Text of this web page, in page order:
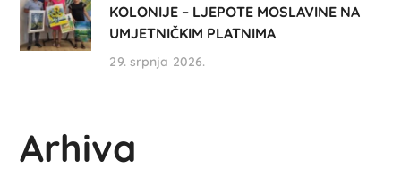
KOLONIJE – LJEPOTE MOSLAVINE NA
UMJETNIČKIM PLATNIMA
29. srpnja 2026.
Arhiva